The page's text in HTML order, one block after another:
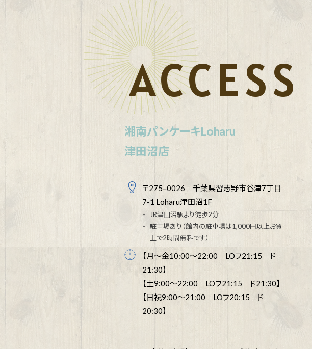
ACCESS
湘南パンケーキLoharu
津田沼店
〒275‒0026 千葉県習志野市谷津7丁目
7-1 Loharu津田沼1F
JR津田沼駅より徒歩2分
駐車場あり（館内の駐車場は1,000円以上お買
上で2時間無料です）
【月～金10:00～22:00 LOフ21:15 ド
21:30】
【土9:00～22:00 LOフ21:15 ド21:30】
【日祝9:00～21:00 LOフ20:15 ド
20:30】